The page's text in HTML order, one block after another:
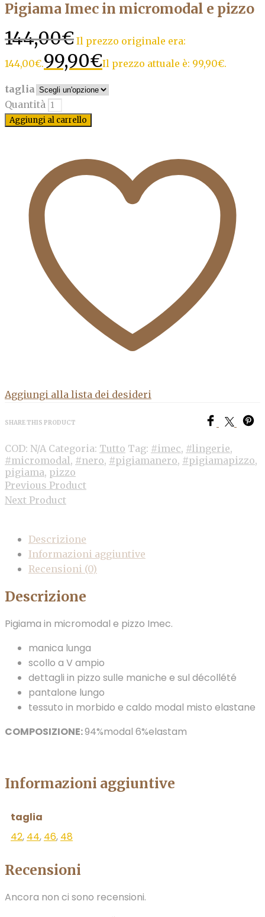
Pigiama Imec in micromodal e pizzo
144,00€ Il prezzo originale era:
144,00€.99,90€Il prezzo attuale è: 99,90€.
taglia
Quantità
Aggiungi al carrello
Aggiungi alla lista dei desideri
SHARE THIS PRODUCT
COD: N/A Categoria: Tutto Tag: #imec, #lingerie,
#micromodal, #nero, #pigiamanero, #pigiamapizzo,
pigiama, pizzo
Previous Product
Next Product
Descrizione
Informazioni aggiuntive
Recensioni (0)
Descrizione
Pigiama in micromodal e pizzo Imec.
manica lunga
scollo a V ampio
dettagli in pizzo sulle maniche e sul décollété
pantalone lungo
tessuto in morbido e caldo modal misto elastane
COMPOSIZIONE:94%modal 6%elastam
Informazioni aggiuntive
taglia
42, 44, 46, 48
Recensioni
Ancora non ci sono recensioni.